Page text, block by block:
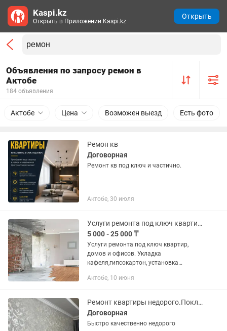
Объявления по запросу ремон в
Актобе
184 объявления
Актобе Цена Возможен выезд Есть фото
Ремон кв
Договорная
Ремонт кв под ключ и частично.
Актобе, 30 июля
Услуги ремонта под ключ квартир, домов и офисов. Укладка кафеля,гипсокартон
5 000 - 25 000 ₸
Услуги ремонта под ключ квартир,
домов и офисов. Укладка
кафеля,гипсокартон, установка
20лет. Без вредных привычек.
Актобе, 10 июня
Ремонт квартиры недорого.Поклейка обоев багет.покраска стен т.д
Договорная
Быстро качественно недорого
Kaspi.kz
Открыть в Приложении Kaspi.kz
Открыть